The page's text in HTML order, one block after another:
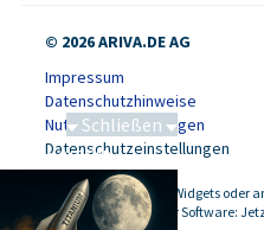
© 2026 ARIVA.DE AG
Impressum
Datenschutzhinweise
Nutzungsbedingungen
Datenschutzeinstellungen
-
Kursdaten, Widgets oder
Website oder Software:
Schließen
Saga bei 0,53 CAD